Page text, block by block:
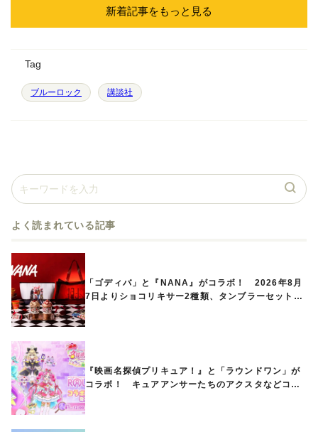
新着記事をもっと見る
Tag
ブルーロック 講談社
よく読まれている記事
「ゴディバ」と『NANA』がコラボ！ 2026年8月
7日よりショコリキサー2種類、タンブラーセットな
『映画名探偵プリキュア！』と「ラウンドワン」が
コラボ！ キュアアンサーたちのアクスタなどコラ